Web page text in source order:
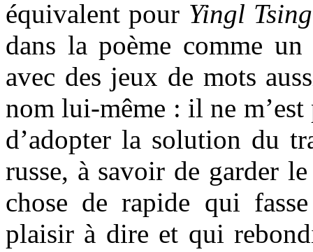
équivalent pour Yingl
dans la poème comme
avec des jeux de mots
nom lui-même : il ne
d’adopter la solution du
russe, à savoir de garder
chose de rapide qui
plaisir à dire et qui